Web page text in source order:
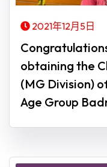
2021年12月5日
obtaining the
(MG Division)
Age Group